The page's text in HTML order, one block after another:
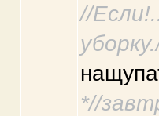
//
*//